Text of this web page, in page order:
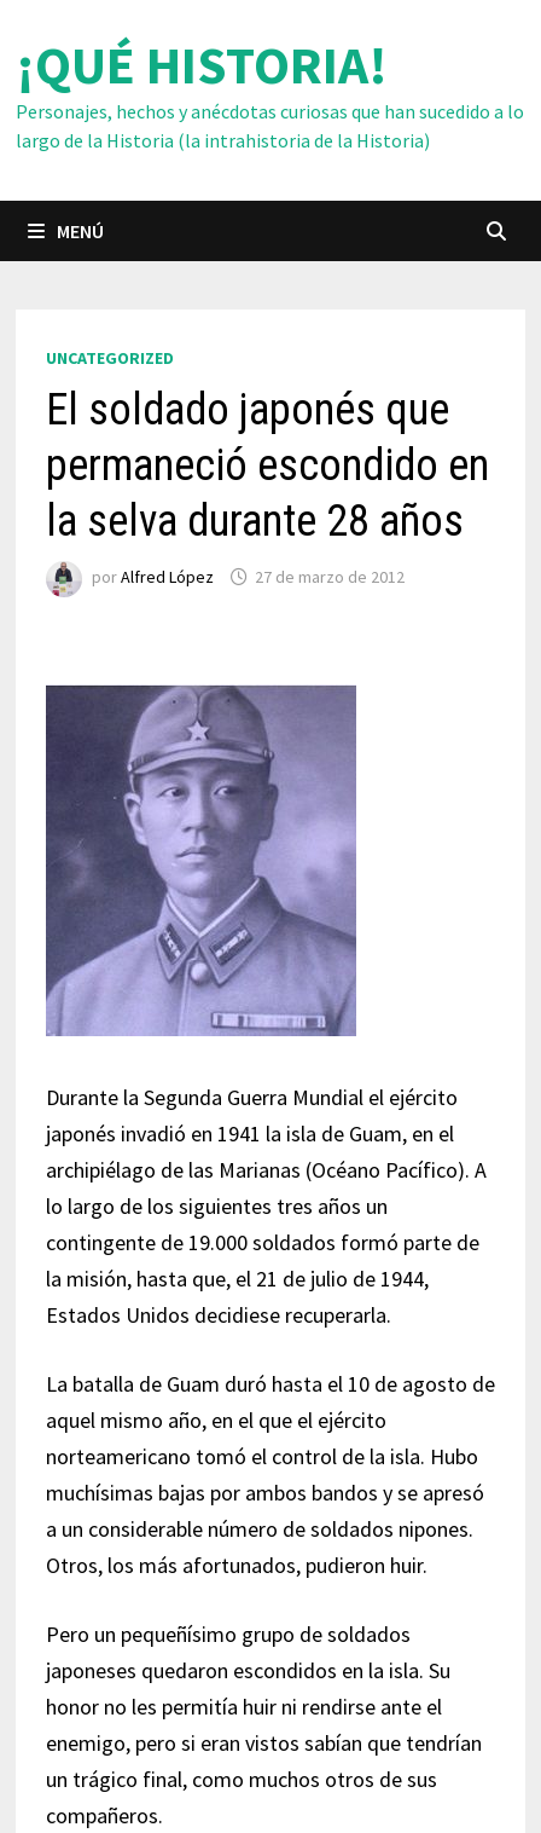
contenido
¡QUÉ HISTORIA!
Personajes, hechos y anécdotas curiosas que han sucedido a lo
largo de la Historia (la intrahistoria de la Historia)
MENÚ
UNCATEGORIZED
El soldado japonés que
permaneció escondido en
la selva durante 28 años
porAlfred López 27 de marzo de 2012
Durante la Segunda Guerra Mundial el ejército
japonés invadió en 1941 la isla de Guam, en el
archipiélago de las Marianas (Océano Pacífico). A
lo largo de los siguientes tres años un
contingente de 19.000 soldados formó parte de
la misión, hasta que, el 21 de julio de 1944,
Estados Unidos decidiese recuperarla.
La batalla de Guam duró hasta el 10 de agosto de
aquel mismo año, en el que el ejército
norteamericano tomó el control de la isla. Hubo
muchísimas bajas por ambos bandos y se apresó
a un considerable número de soldados nipones.
Otros, los más afortunados, pudieron huir.
Pero un pequeñísimo grupo de soldados
japoneses quedaron escondidos en la isla. Su
honor no les permitía huir ni rendirse ante el
enemigo, pero si eran vistos sabían que tendrían
un trágico final, como muchos otros de sus
compañeros.